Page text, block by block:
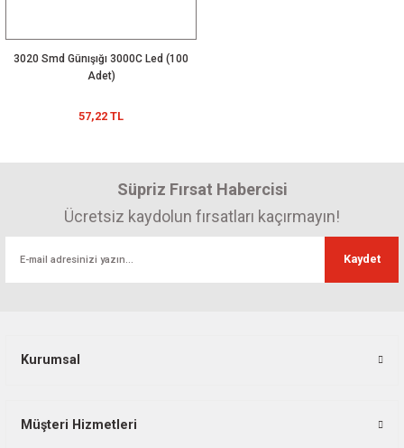
3020 Smd Günışığı 3000C Led (100
Adet)
57,22 TL
Süpriz Fırsat Habercisi
Ücretsiz kaydolun fırsatları kaçırmayın!
Kaydet
Kurumsal
Müşteri Hizmetleri